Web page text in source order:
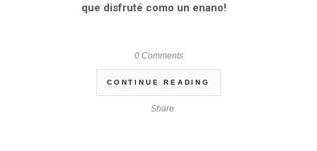
que disfruté como un enano!
0 Comments
CONTINUE READING
Share